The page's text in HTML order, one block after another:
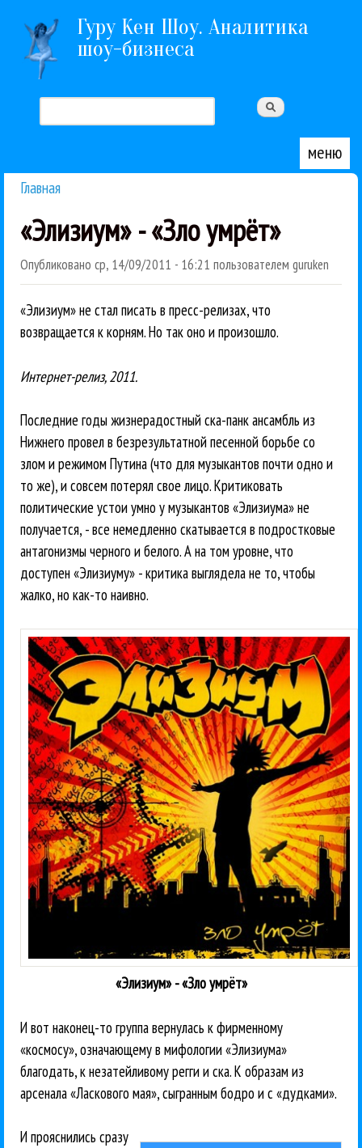
Перейти к основному содержанию
Гуру Кен Шоу. Аналитика
шоу-бизнеса
Форма поиска
меню
Главная
«Элизиум» - «Зло умрёт»
Опубликовано ср, 14/09/2011 - 16:21 пользователем guruken
«Элизиум» не стал писать в пресс-релизах, что
возвращается к корням. Но так оно и произошло.
Интернет-релиз, 2011.
Последние годы жизнерадостный ска-панк ансамбль из
Нижнего провел в безрезультатной песенной борьбе со
злом и режимом Путина (что для музыкантов почти одно и
то же), и совсем потерял свое лицо. Критиковать
политические устои умно у музыкантов «Элизиума» не
получается, - все немедленно скатывается в подростковые
антагонизмы черного и белого. А на том уровне, что
доступен «Элизиуму» - критика выглядела не то, чтобы
жалко, но как-то наивно.
«Элизиум» - «Зло умрёт»
И вот наконец-то группа вернулась к фирменному
«космосу», означающему в мифологии «Элизиума»
благодать, к незатейливому регги и ска. К образам из
арсенала «Ласкового мая», сыгранным бодро и с «дудками».
И прояснились сразу